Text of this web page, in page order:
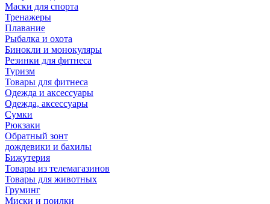
Маски для спорта
Тренажеры
Плавание
Рыбалка и охота
Бинокли и монокуляры
Резинки для фитнеса
Туризм
Товары для фитнеса
Одежда и аксессуары
Одежда, аксессуары
Сумки
Рюкзаки
Обратный зонт
дождевики и бахилы
Бижутерия
Товары из телемагазинов
Товары для животных
Груминг
Миски и поилки